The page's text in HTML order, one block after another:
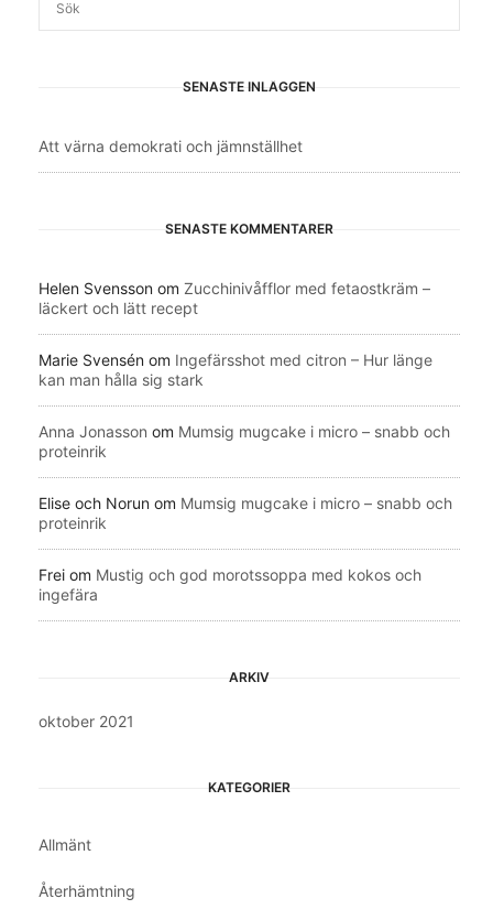
SENASTE INLÄGGEN
Att värna demokrati och jämnställhet
SENASTE KOMMENTARER
Helen Svensson om Zucchinivåfflor med fetaostkräm –
läckert och lätt recept
Marie Svensén om Ingefärsshot med citron – Hur länge
kan man hålla sig stark
Anna Jonasson om Mumsig mugcake i micro – snabb och
proteinrik
Elise och Norun om Mumsig mugcake i micro – snabb och
proteinrik
Frei om Mustig och god morotssoppa med kokos och
ingefära
ARKIV
oktober 2021
KATEGORIER
Allmänt
Återhämtning